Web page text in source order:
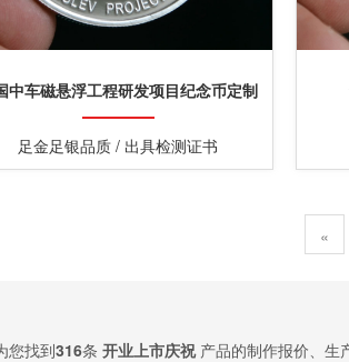
中车磁悬浮工程研发项目纪念币定制
足金足银品质 / 出具检测证书
«
您找到316条 开业上市庆祝产品的制作报价、生